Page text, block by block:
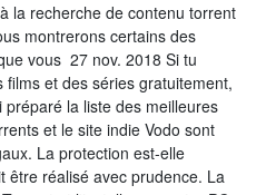
la recherche de contenu torrent
montrerons certains des
vous 27 nov. 2018 Si tu
et des séries gratuitement,
la liste des meilleures
et le site indie Vodo sont
La protection est-elle
être réalisé avec prudence. La